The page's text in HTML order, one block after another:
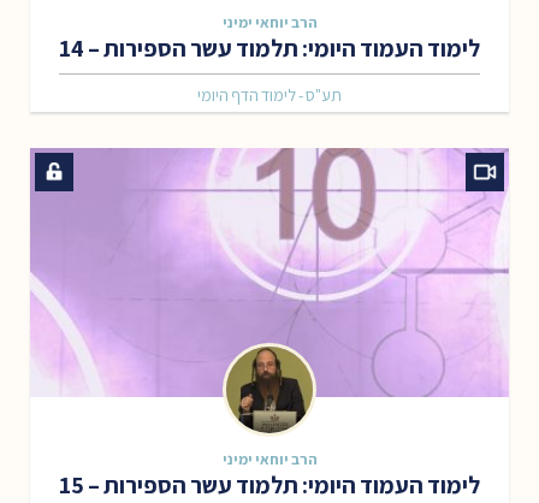
הרב יוחאי ימיני
לימוד העמוד היומי: תלמוד עשר הספירות – 14
תע"ס - לימוד הדף היומי
הרב יוחאי ימיני
לימוד העמוד היומי: תלמוד עשר הספירות – 15